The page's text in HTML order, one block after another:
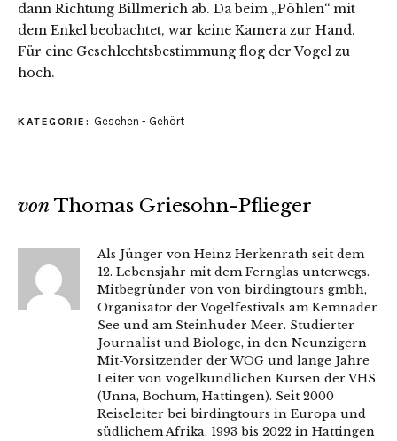
dann Richtung Billmerich ab. Da beim „Pöhlen“ mit
dem Enkel beobachtet, war keine Kamera zur Hand.
Für eine Geschlechtsbestimmung flog der Vogel zu
hoch.
KATEGORIE: Gesehen - Gehört
von Thomas Griesohn-Pflieger
Als Jünger von Heinz Herkenrath seit dem
12. Lebensjahr mit dem Fernglas unterwegs.
Mitbegründer von von birdingtours gmbh,
Organisator der Vogelfestivals am Kemnader
See und am Steinhuder Meer. Studierter
Journalist und Biologe, in den Neunzigern
Mit-Vorsitzender der WOG und lange Jahre
Leiter von vogelkundlichen Kursen der VHS
(Unna, Bochum, Hattingen). Seit 2000
Reiseleiter bei birdingtours in Europa und
südlichem Afrika. 1993 bis 2022 in Hattingen